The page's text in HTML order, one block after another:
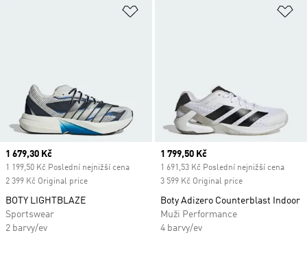
Current price
1 679,30 Kč
1 199,50 Kč Poslední nejnižší cena
2 399 Kč Original price
BOTY LIGHTBLAZE
Sportswear
2 barvy/ev
Current price
1 799,50 Kč
1 691,53 Kč Poslední nejnižší cena
3 599 Kč Original price
Boty Adizero Counterblast Indoor
Muži Performance
4 barvy/ev